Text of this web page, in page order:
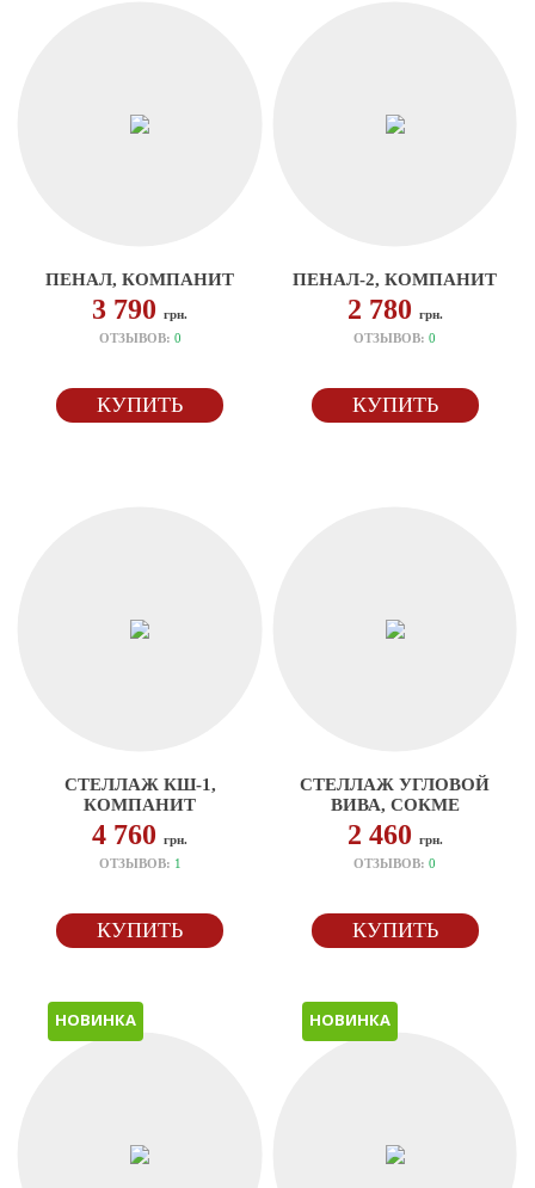
ПЕНАЛ, КОМПАНИТ
3 790грн.
ОТЗЫВОВ: 0
КУПИТЬ
ПЕНАЛ-2, КОМПАНИТ
2 780 грн.
ОТЗЫВОВ:0
КУПИТЬ
СТЕЛЛАЖ КШ-1,
КОМПАНИТ
4 760грн.
ОТЗЫВОВ: 1
КУПИТЬ
СТЕЛЛАЖ УГЛОВОЙ
ВИВА, СОКМЕ
2 460 грн.
ОТЗЫВОВ:0
КУПИТЬ
НОВИНКА НОВИНКА